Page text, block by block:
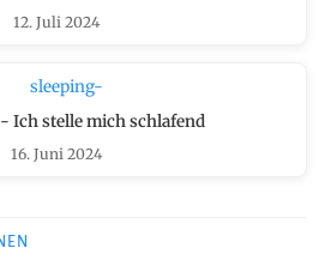
12. Juli 2024
Ich stelle mich schlafend
16. Juni 2024